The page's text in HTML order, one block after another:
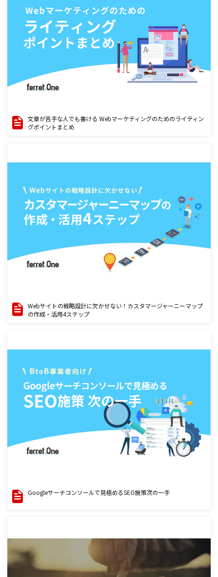
文章が苦手な人でも書ける Webマーケティングのためのライティン
グポイントまとめ
Webサイトの戦略設計に欠かせない！カスタマージャーニーマップ
の作成・活用4ステップ
Googleサーチコンソールで見極めるSEO施策次の一手